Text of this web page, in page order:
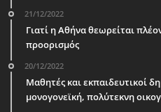
21/12/2022
Γιατί η Αθήνα θεωρείται
προορισμός
20/12/2022
Μαθητές και εκπαιδευτικοί
μονογονεϊκή, πολύτεκνη